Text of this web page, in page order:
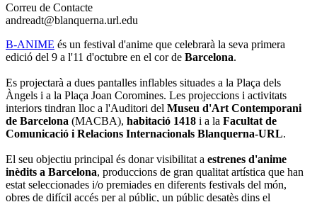
Correu de Contacte
andreadt@blanquerna.url.edu
B-ANIME és un festival d'anime que celebrarà la seva primera
edició del 9 a l'11 d'octubre en el cor de Barcelona.
Es projectarà a dues pantalles inflables situades a la Plaça dels
Àngels i a la Plaça Joan Coromines. Les projeccions i activitats
interiors tindran lloc a l'Auditori del Museu d'Art Contemporani
de Barcelona (MACBA), habitació 1418 i a la Facultat de
Comunicació i Relacions Internacionals Blanquerna-URL.
El seu objectiu principal és donar visibilitat a estrenes d'anime
inèdits a Barcelona, produccions de gran qualitat artística que han
estat seleccionades i/o premiades en diferents festivals del món,
obres de difícil accés per al públic, un públic desatès dins el